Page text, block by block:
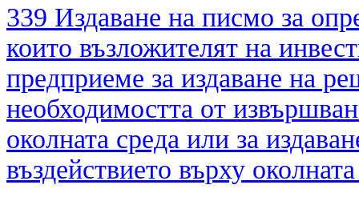
339 Издаване на писмо за
които възложителят на
предприеме за издаване на
необходимостта от
околната среда или за
въздействието върху